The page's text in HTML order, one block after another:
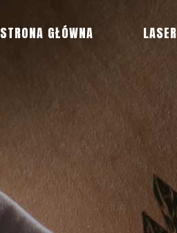
STRONA GŁÓWNA LASER